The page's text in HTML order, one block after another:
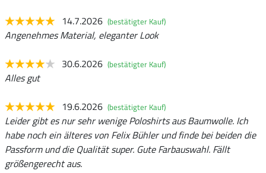
14.7.2026 (bestätigter Kauf)
Angenehmes Material, eleganter Look
30.6.2026 (bestätigter Kauf)
Alles gut
19.6.2026 (bestätigter Kauf)
Leider gibt es nur sehr wenige Poloshirts aus Baumwolle. Ich
habe noch ein älteres von Felix Bühler und finde bei beiden die
Passform und die Qualität super. Gute Farbauswahl. Fällt
größengerecht aus.